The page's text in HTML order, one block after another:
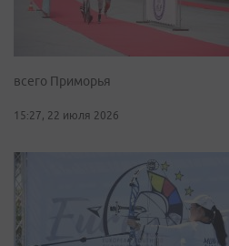
всего Приморья
15:27, 22 июля 2026